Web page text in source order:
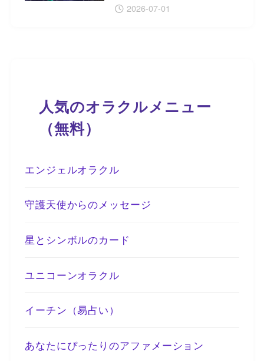
2026-07-01
人気のオラクルメニュー
（無料）
エンジェルオラクル
守護天使からのメッセージ
星とシンボルのカード
ユニコーンオラクル
イーチン（易占い）
あなたにぴったりのアファメーション